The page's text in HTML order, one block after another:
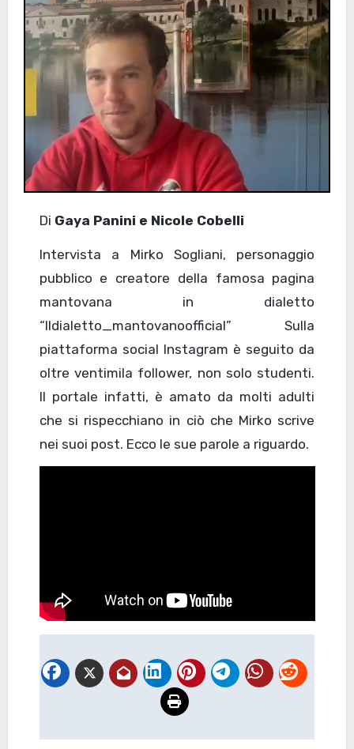
Di Gaya Panini e Nicole Cobelli
Intervista a Mirko Sogliani, personaggio
pubblico e creatore della famosa pagina
mantovana in dialetto
“Ildialetto_mantovanoofficial” Sulla
piattaforma social Instagram è seguito da
oltre ventimila follower, non solo studenti.
Il portale infatti, è amato da molti adulti
che si rispecchiano in ciò che Mirko scrive
nei suoi post. Ecco le sue parole a riguardo.